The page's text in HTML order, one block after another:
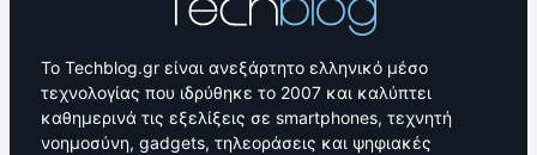
Το Techblog.gr είναι ανεξάρτητο ελληνικό μέσο
τεχνολογίας που ιδρύθηκε το 2007 και καλύπτει
καθημερινά τις εξελίξεις σε smartphones, τεχνητή
νοημοσύνη, gadgets, τηλεοράσεις και ψηφιακές